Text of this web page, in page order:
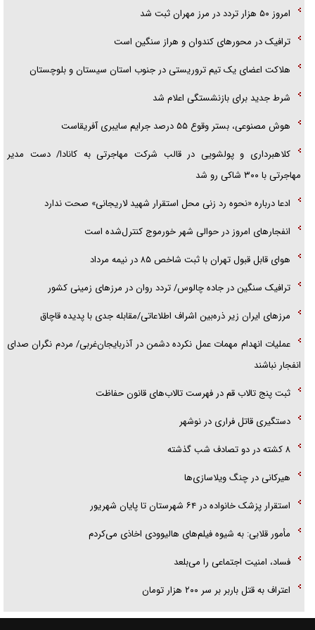
گزارش «جوان» از قوانین سخت‌گیرانه ۶ قاره در برابر یورش به پاسگاه‌های
امروز ۵۰ هزار تردد در مرز مهران ثبت شد
ترافیک در محور‌های کندوان و هراز سنگین است
هلاکت اعضای یک تیم تروریستی در جنوب استان سیستان و بلوچستان
شرط جدید برای بازنشستگی اعلام شد
هوش مصنوعی، بستر وقوع ۵۵ درصد جرایم سایبری آفریقاست
کلاهبرداری و پولشویی در قالب شرکت مهاجرتی به کانادا/ دست مدیر
مهاجرتی با ۳۰۰ شاکی رو شد
ادعا درباره «نحوه رد زنی محل استقرار شهید لاریجانی» صحت ندارد
انفجار‌های امروز در حوالی شهر خورموج کنترل‌شده است
هوای قابل قبول تهران با ثبت شاخص ۸۵ در نیمه مرداد
ترافیک سنگین در جاده چالوس/ تردد روان در مرز‌های زمینی کشور
مرز‌های ایران زیر ذره‌بین اشراف اطلاعاتی/مقابله جدی با پدیده قاچاق
عملیات انهدام مهمات عمل نکرده دشمن در آذربایجان‌غربی/ مردم نگران صدای
انفجار نباشند
ثبت پنج تالاب قم در فهرست تالاب‌های قانون حفاظت
دستگیری قاتل فراری در نوشهر
۸ کشته در دو تصادف شب گذشته
هیرکانی در چنگ ویلاسازی‌ها
‌استقرار پزشک خانواده در ۶۴ شهرستان تا پایان شهریور
مأمور قلابی: به شیوه فیلم‌های هالیوودی اخاذی می‌کردم
فساد، امنیت اجتماعی را می‌بلعد
‌‌اعتراف به قتل باربر بر سر ۲۰۰ هزار تومان